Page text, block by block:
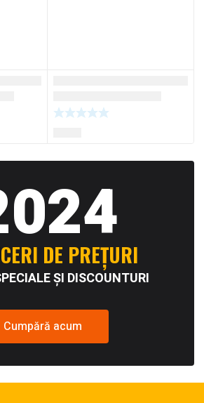
DE PREȚURI
ȘI DISCOUNTURI
Cumpără acum